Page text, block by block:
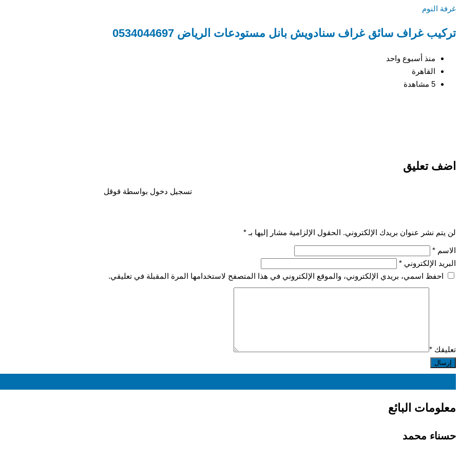
غرفة النوم
تركيب غراف سائق غراف سنادويش بانل مستودعات الرياض 0534044697
منذ أسبوع واحد
القاهرة
5 مشاهدة
اضف تعليق
تسجيل دخول بواسطة قوقل
لن يتم نشر عنوان بريدك الإلكتروني. الحقول الإلزامية مشار إليها بـ *
الاسم *
البريد الإلكتروني *
احفظ اسمي، بريدي الإلكتروني، والموقع الإلكتروني في هذا المتصفح لاستخدامها المرة المقبلة في تعليقي.
تعليقك *
معلومات البائع
حسناء محمد